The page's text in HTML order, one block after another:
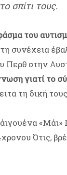
σπίτι τους.
του
συνέχεια
Περθ στην
γιατί το
τη δική
«Μάι»
Ότις,